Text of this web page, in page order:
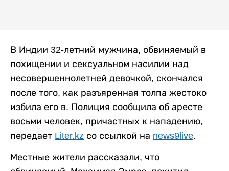
В Индии 32-летний мужчина, обвиняемый в
похищении и сексуальном насилии над
несовершеннолетней девочкой, скончался
после того, как разъяренная толпа жестоко
избила его в. Полиция сообщила об аресте
восьми человек, причастных к нападению,
передает Liter.kz со ссылкой на news9live.
Местные жители рассказали, что